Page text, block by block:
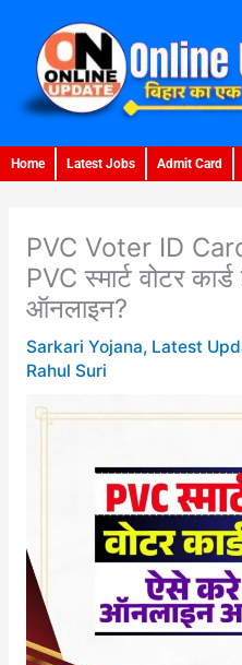
content
Home Latest Jobs Admit Card
PVC Voter ID
PVC स्मार्ट वोटर
ऑनलाइन?
Sarkari Yojana, Latest
Rahul Suri